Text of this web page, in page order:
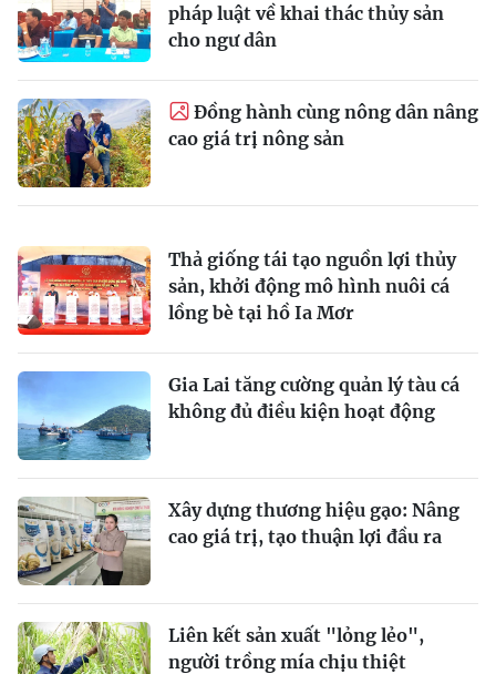
pháp luật về khai thác thủy sản
cho ngư dân
Ðồng hành cùng nông dân nâng
cao giá trị nông sản
Thả giống tái tạo nguồn lợi thủy
sản, khởi động mô hình nuôi cá
lồng bè tại hồ Ia Mơr
Gia Lai tăng cường quản lý tàu cá
không đủ điều kiện hoạt động
Xây dựng thương hiệu gạo: Nâng
cao giá trị, tạo thuận lợi đầu ra
Liên kết sản xuất "lỏng lẻo",
người trồng mía chịu thiệt